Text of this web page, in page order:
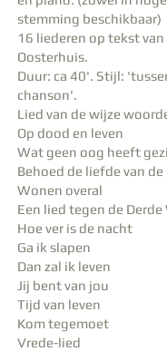
stemming beschikbaar)
16 liederen op tekst
Oosterhuis.
Duur: ca 40'. Stijl:
chanson'.
Lied van de wijze
Op dood en leven
Wat geen oog heeft
Behoed de liefde van
Wonen overal
Een lied tegen de
Hoe ver is de nacht
Ga ik slapen
Dan zal ik leven
Jij bent van jou
Tijd van leven
Kom tegemoet
Vrede-lied